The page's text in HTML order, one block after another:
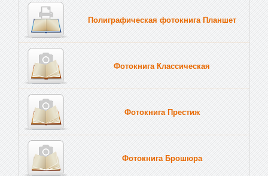
Полиграфическая фотокнига Планшет
Фотокнига Классическая
Фотокнига Престиж
Фотокнига Брошюра